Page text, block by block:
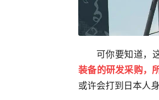
可你要知道，
装备的研发采购，
或许会打到日本人